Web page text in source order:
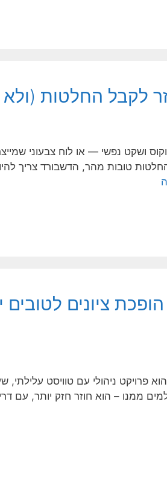
לקבל החלטות
ושקט נפשי — או לוח צבעוני
טובות מהר, הדשבורד צריך
ציונים
פרויקט ניהולי עם טוויסט
ממנו – הוא חוזר חזק יותר, עם